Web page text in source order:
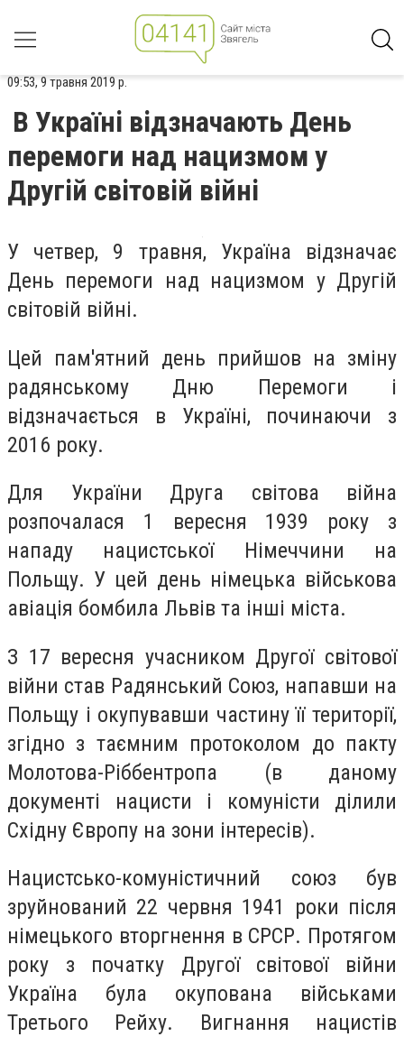
09:53, 9 травня 2019 р.
В Україні відзначають День
перемоги над нацизмом у
Другій світовій війні
У четвер, 9 травня, Україна відзначає
День перемоги над нацизмом у Другій
світовій війні.
Цей пам'ятний день прийшов на зміну
радянському Дню Перемоги і
відзначається в Україні, починаючи з
2016 року.
Для України Друга світова війна
розпочалася 1 вересня 1939 року з
нападу нацистської Німеччини на
Польщу. У цей день німецька військова
авіація бомбила Львів та інші міста.
З 17 вересня учасником Другої світової
війни став Радянський Союз, напавши на
Польщу і окупувавши частину її території,
згідно з таємним протоколом до пакту
Молотова-Ріббентропа (в даному
документі нацисти і комуністи ділили
Східну Європу на зони інтересів).
Нацистсько-комуністичний союз був
зруйнований 22 червня 1941 роки після
німецького вторгнення в СРСР. Протягом
року з початку Другої світової війни
Україна була окупована військами
Третього Рейху. Вигнання нацистів